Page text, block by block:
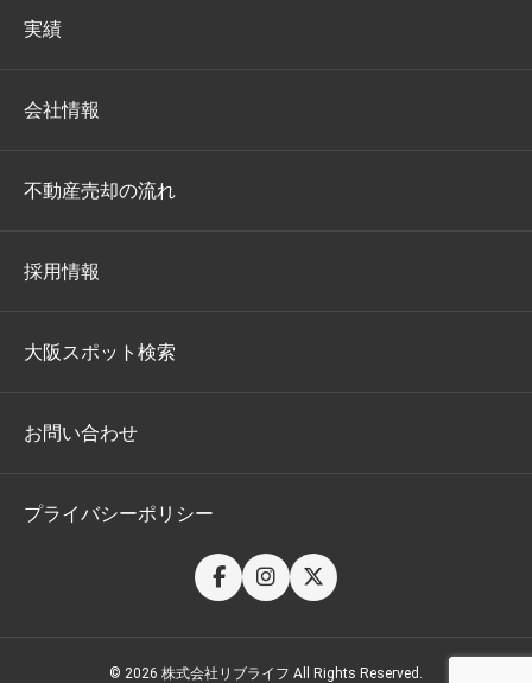
実績
会社情報
不動産売却の流れ
採用情報
大阪スポット検索
お問い合わせ
プライバシーポリシー
© 2026 株式会社リブライフ All Rights Reserved.